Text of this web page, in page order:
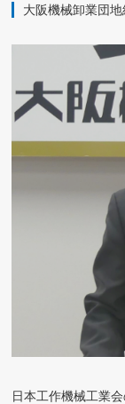
大阪機械卸業団
日本工作機械工業